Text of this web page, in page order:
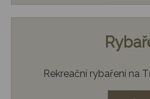
Rekreační rybaření na